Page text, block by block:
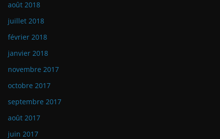
août 2018
juillet 2018
février 2018
janvier 2018
novembre 2017
octobre 2017
septembre 2017
août 2017
juin 2017